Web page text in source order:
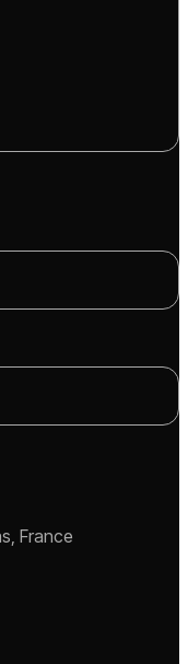
France